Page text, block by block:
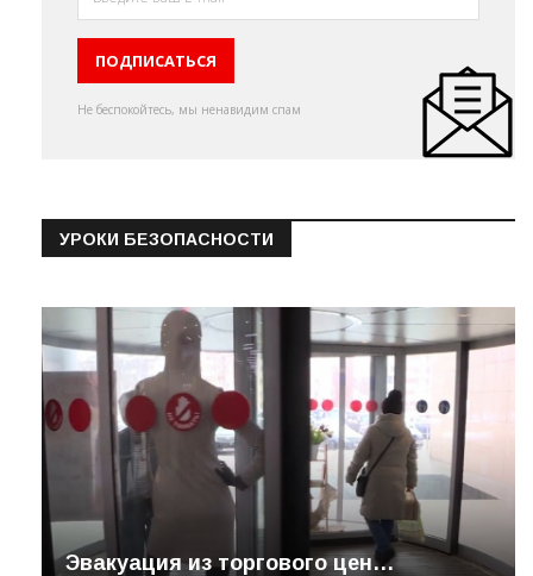
Не беспокойтесь, мы ненавидим спам
УРОКИ БЕЗОПАСНОСТИ
Эвакуация из торгового цен…